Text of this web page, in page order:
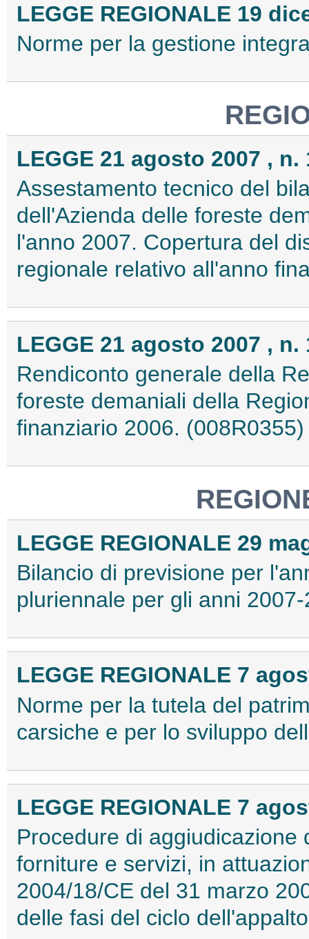
LEGGE REGIONALE 19
Norme per la gestione
LEGGE 21 agosto 2007 , n.
Assestamento tecnico del
dell'Azienda delle foreste
l'anno 2007. Copertura del
regionale relativo all'anno
LEGGE 21 agosto 2007 , n.
Rendiconto generale della
foreste demaniali della
finanziario 2006. (008R0355)
LEGGE REGIONALE 29
Bilancio di previsione per
pluriennale per gli anni
LEGGE REGIONALE 7
Norme per la tutela del
carsiche e per lo sviluppo
LEGGE REGIONALE 7
Procedure di
forniture e servizi, in
2004/18/CE del 31 marzo
delle fasi del ciclo